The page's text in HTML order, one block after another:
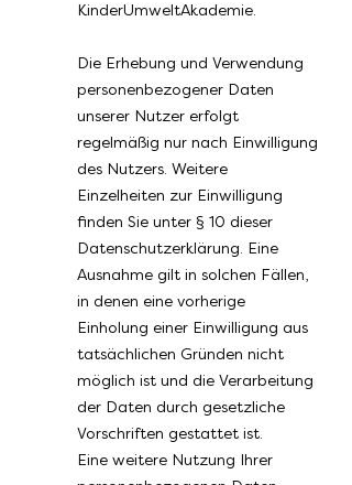
KinderUmweltAkademie.
Die Erhebung und Verwendung
personenbezogener Daten
unserer Nutzer erfolgt
regelmäßig nur nach Einwilligung
des Nutzers. Weitere
Einzelheiten zur Einwilligung
finden Sie unter § 10 dieser
Datenschutzerklärung. Eine
Ausnahme gilt in solchen Fällen,
in denen eine vorherige
Einholung einer Einwilligung aus
tatsächlichen Gründen nicht
möglich ist und die Verarbeitung
der Daten durch gesetzliche
Vorschriften gestattet ist.
Eine weitere Nutzung Ihrer